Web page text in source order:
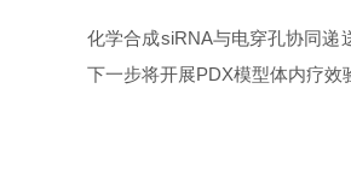
化学合成siRNA与电穿孔协同递
下一步将开展PDX模型体内疗效